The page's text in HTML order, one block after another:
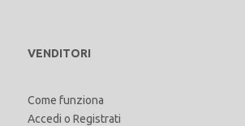
VENDITORI
Come funziona
Accedi o Registrati